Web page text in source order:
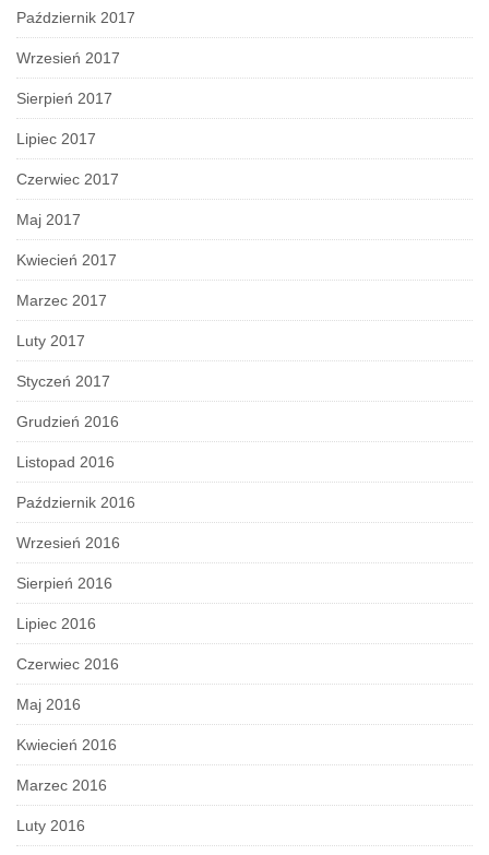
Październik 2017
Wrzesień 2017
Sierpień 2017
Lipiec 2017
Czerwiec 2017
Maj 2017
Kwiecień 2017
Marzec 2017
Luty 2017
Styczeń 2017
Grudzień 2016
Listopad 2016
Październik 2016
Wrzesień 2016
Sierpień 2016
Lipiec 2016
Czerwiec 2016
Maj 2016
Kwiecień 2016
Marzec 2016
Luty 2016